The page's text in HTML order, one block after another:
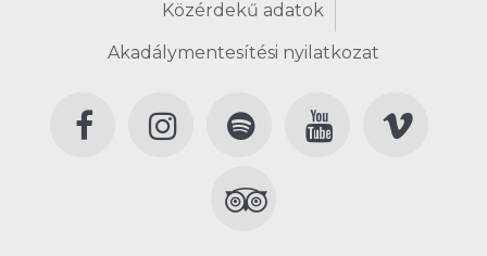
Közérdekű adatok
Akadálymentesítési nyilatkozat